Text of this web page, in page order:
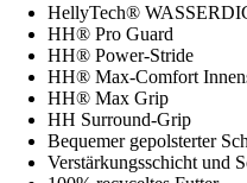
HellyTech®
HH® Pro Guard
HH® Power-Stride
HH® Max-Comfort
HH® Max Grip
HH Surround-Grip
Bequemer gepolsterter
Verstärkungsschicht und